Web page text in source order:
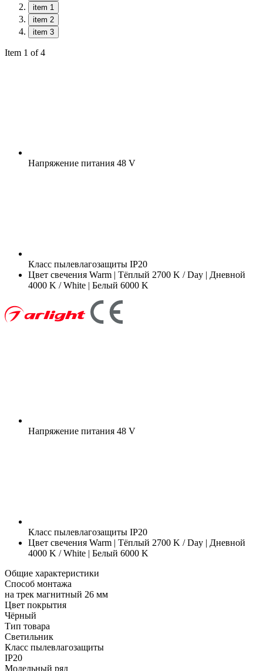
item 1
item 2
item 3
Item 1 of 4
Напряжение питания 48 V
Класс пылевлагозащиты IP20
Цвет свечения Warm | Тёплый 2700 K / Day | Дневной
4000 K / White | Белый 6000 K
Напряжение питания 48 V
Класс пылевлагозащиты IP20
Цвет свечения Warm | Тёплый 2700 K / Day | Дневной
4000 K / White | Белый 6000 K
Общие характеристики
Способ монтажа
на трек магнитный 26 мм
Цвет покрытия
Чёрный
Тип товара
Светильник
Класс пылевлагозащиты
IP20
Модельный ряд